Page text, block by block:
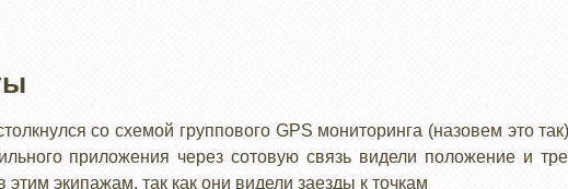
со схемой группового GPS мониторинга (назовем это
приложения через сотовую связь видели положение и
экипажам, так как они видели заезды к точкам